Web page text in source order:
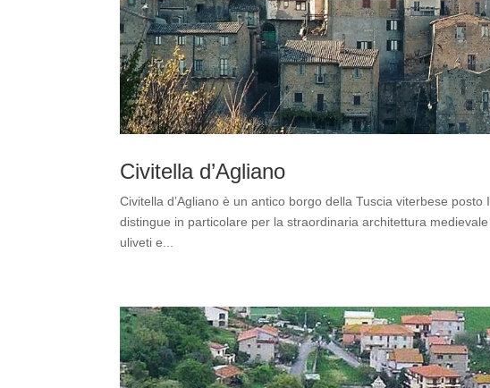
Civitella d’Agliano
Civitella d’Agliano è un antico borgo della Tuscia viterbese
distingue in particolare per la straordinaria architettura
uliveti e...